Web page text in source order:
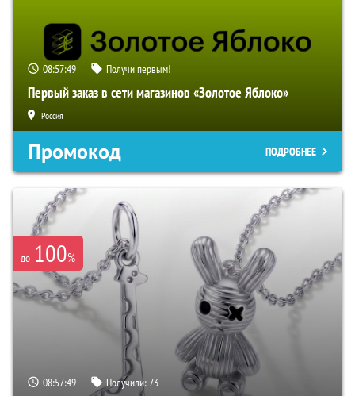
08:57:48 Получи первым!
Первый заказ в сети магазинов «Золотое Яблоко»
Россия
Промокод ПОДРОБНЕЕ
до 100%
08:57:48 Получили:73